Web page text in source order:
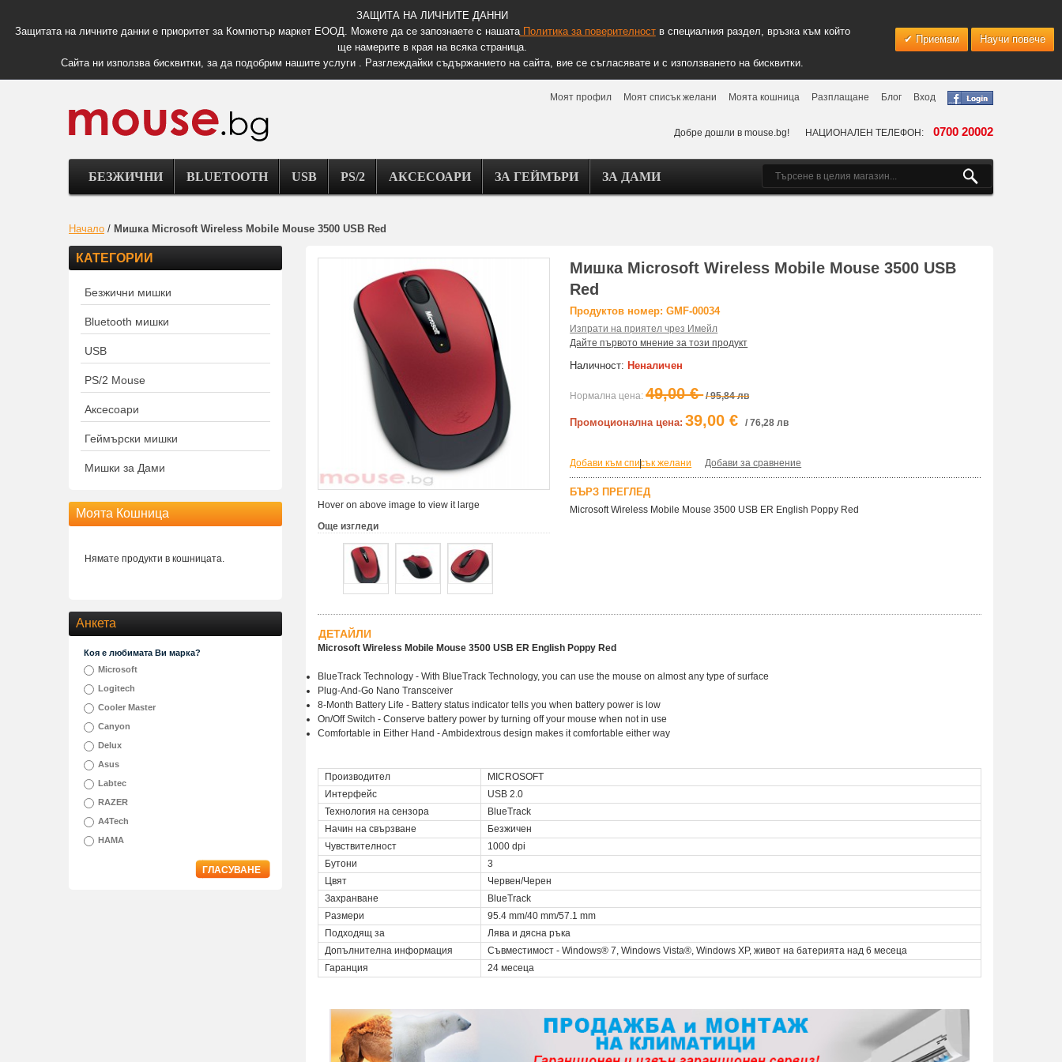
ЗАЩИТА НА ЛИЧНИТЕ ДАННИ
Защитата на личните данни е приоритет за Компютър маркет ЕООД. Можете да се запознаете с нашатаПолитика за поверителноств специалния раздел, връзка към който
ще намерите в края на всяка страница.
Сайта ни използва бисквитки, за да подобрим нашите услуги . Разглеждайки съдържанието на сайта, вие се съгласявате и с използването на бисквитки.
Приемам Научи повече
Моят профил Моят списък желани Моята кошница Разплащане Блог Вход
Добре дошли в mouse.bg! НАЦИОНАЛЕН ТЕЛЕФОН: 0700 20002
БЕЗЖИЧНИ BLUETOOTH USB PS/2 АКСЕСОАРИ ЗА ГЕЙМЪРИ ЗА ДАМИ
Начало / Мишка Microsoft Wireless Mobile Mouse 3500 USB Red
Hover on above image to view it large
Още изгледи
Мишка Microsoft Wireless Mobile Mouse 3500 USB
Red
Продуктов номер: GMF-00034
Изпрати на приятел чрез Имейл
Дайте първото мнение за този продукт
Наличност: Неналичен
Нормална цена: 49,00 € / 95,84 лв
Промоционална цена: 39,00 € / 76,28 лв
Добави към списък желани
| Добави за сравнение
БЪРЗ ПРЕГЛЕД
Microsoft Wireless Mobile Mouse 3500 USB ER English Poppy Red
ДЕТАЙЛИ
Microsoft Wireless Mobile Mouse 3500 USB ER English Poppy Red
BlueTrack Technology - With BlueTrack Technology, you can use the mouse on almost any type of surface
Plug-And-Go Nano Transceiver
8-Month Battery Life - Battery status indicator tells you when battery power is low
On/Off Switch - Conserve battery power by turning off your mouse when not in use
Comfortable in Either Hand - Ambidextrous design makes it comfortable either way
Производител
MICROSOFT
Интерфейс
USB 2.0
Технология на сензора
BlueTrack
Начин на свързване
Безжичен
Чувствителност
1000 dpi
Бутони
3
Цвят
Червен/Черен
Захранване
BlueTrack
Размери
95.4 mm/40 mm/57.1 mm
Подходящ за
Лява и дясна ръка
Допълнителна информация
Съвместимост - Windows® 7, Windows Vista®, Windows XP, живот на батерията над 6 месеца
Гаранция
24 месеца
КАТЕГОРИИ
Безжични мишки
Bluetooth мишки
USB
PS/2 Mouse
Аксесоари
Геймърски мишки
Мишки за Дами
Моята Кошница
Нямате продукти в кошницата.
Анкета
Коя е любимата Ви марка?
Microsoft
Logitech
Cooler Master
Canyon
Delux
Asus
Labtec
RAZER
A4Tech
HAMA
ГЛАСУВАНЕ